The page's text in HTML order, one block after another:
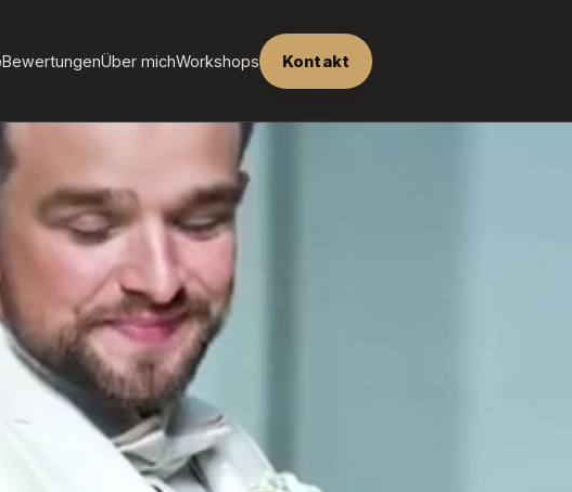
BewertungenÜber michWorkshops Kontakt